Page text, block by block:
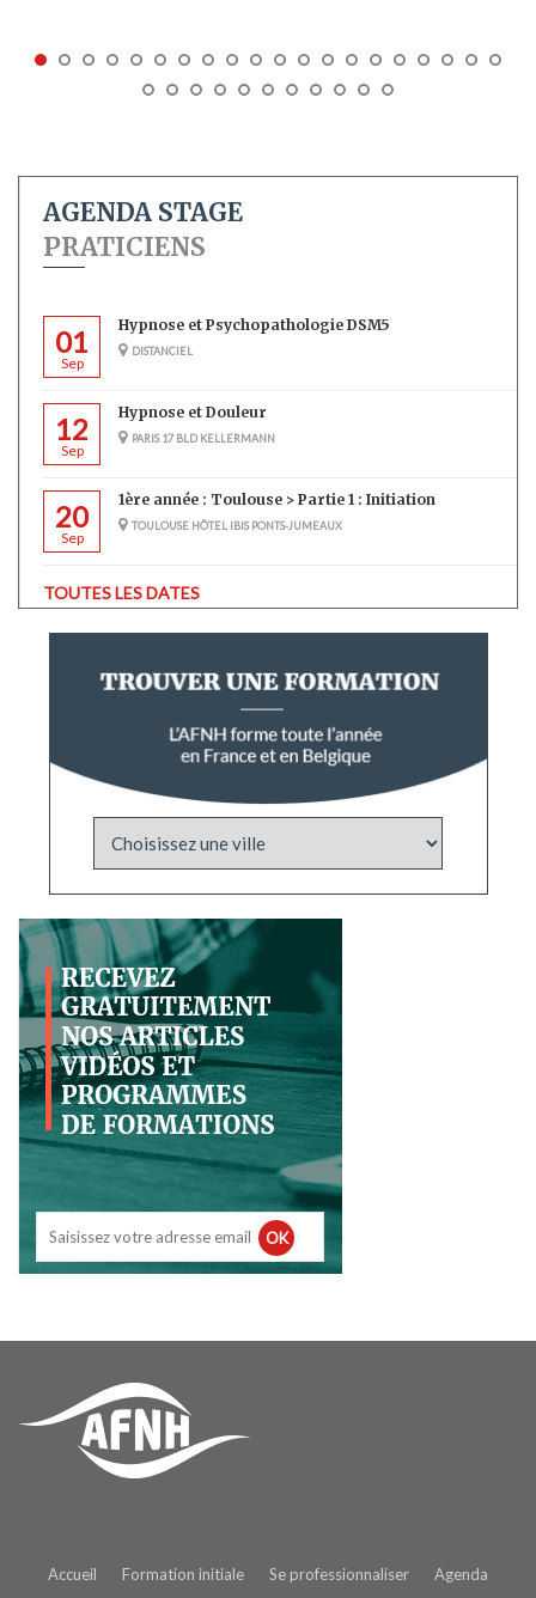
AGENDA STAGE
PRATICIENS
01
Sep
Hypnose et Psychopathologie DSM5
DISTANCIEL
12
Sep
Hypnose et Douleur
PARIS 17 BLD KELLERMANN
20
Sep
1ère année : Toulouse > Partie 1 : Initiation
TOULOUSE HÔTEL IBIS PONTS-JUMEAUX
TOUTES LES DATES
OK
Accueil Formation initiale Se professionnaliser Agenda